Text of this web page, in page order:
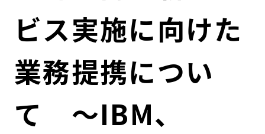
ガバナンス
ローカル共創イニシアティブ
関連事業
株式情報
IRカレンダー
サステナビリティマネジメント
社会
ビス実施に向けた
業務提携につい
て ～IBM、